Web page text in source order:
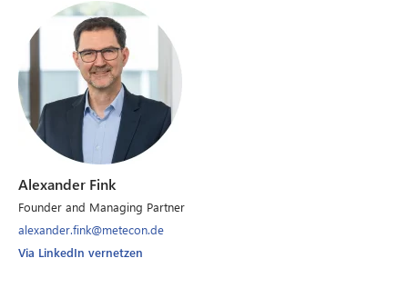
Alexander Fink
Founder and Managing Partner
alexander.fink@metecon.de
Via LinkedIn vernetzen